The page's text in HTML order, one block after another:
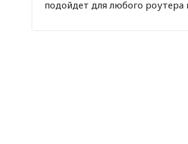
подойдет для любого роутера